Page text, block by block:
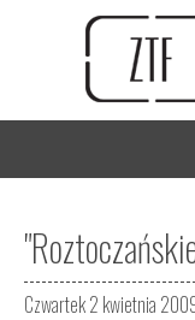
Czwartek 2 kwietnia